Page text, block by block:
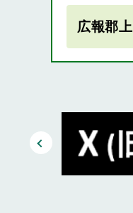
広報郡上